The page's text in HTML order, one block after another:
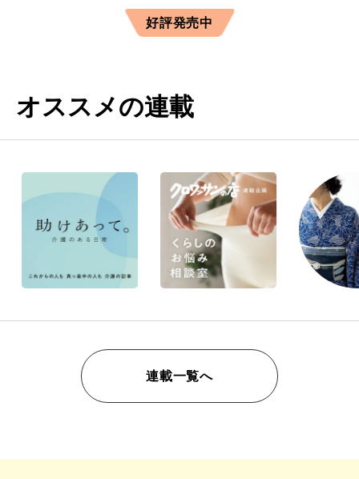
好評発売中
オススメの連載
連載一覧へ